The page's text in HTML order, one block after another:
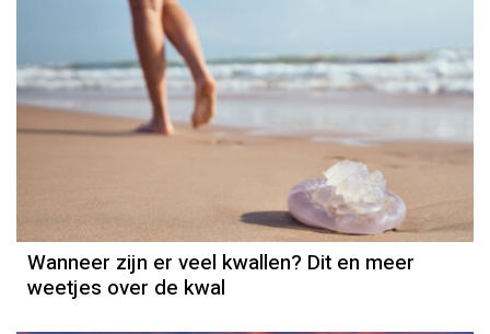
Wanneer zijn er veel kwallen? Dit en meer
weetjes over de kwal